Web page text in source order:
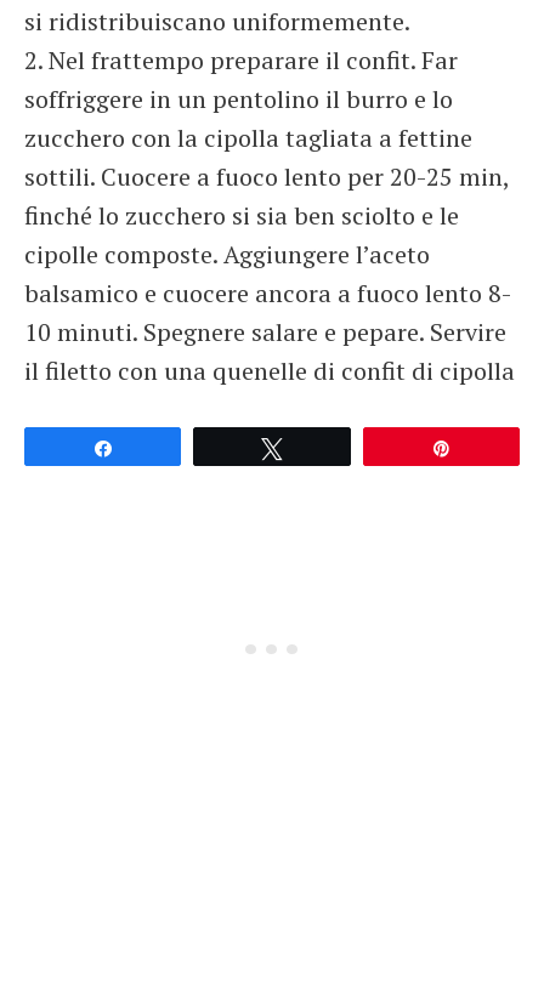
si ridistribuiscano uniformemente.
2. Nel frattempo preparare il confit. Far
soffriggere in un pentolino il burro e lo
zucchero con la cipolla tagliata a fettine
sottili. Cuocere a fuoco lento per 20-25 min,
finché lo zucchero si sia ben sciolto e le
cipolle composte. Aggiungere l’aceto
balsamico e cuocere ancora a fuoco lento 8-
10 minuti. Spegnere salare e pepare. Servire
il filetto con una quenelle di confit di cipolla